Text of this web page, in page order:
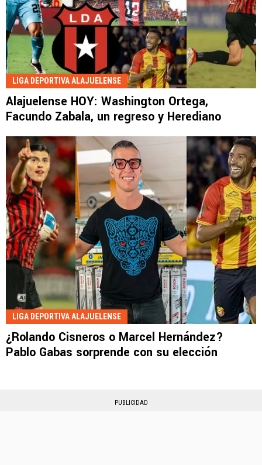
LIGA DEPORTIVA ALAJUELENSE
Alajuelense HOY: Washington Ortega,
Facundo Zabala, un regreso y Herediano
LIGA DEPORTIVA ALAJUELENSE
¿Rolando Cisneros o Marcel Hernández?
Pablo Gabas sorprende con su elección
PUBLICIDAD